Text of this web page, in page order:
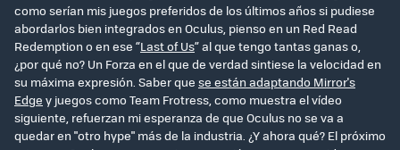
como serían mis juegos preferidos de los últimos años si pudiese
abordarlos bien integrados en Oculus, pienso en un Red Read
Redemption o en ese “Last of Us” al que tengo tantas ganas o,
¿por qué no? Un Forza en el que de verdad sintiese la velocidad en
su máxima expresión. Saber que se están adaptando Mirror's
Edge y juegos como Team Frotress, como muestra el vídeo
siguiente, refuerzan mi esperanza de que Oculus no se va a
quedar en "otro hype" más de la industria. ¿Y ahora qué? El próximo